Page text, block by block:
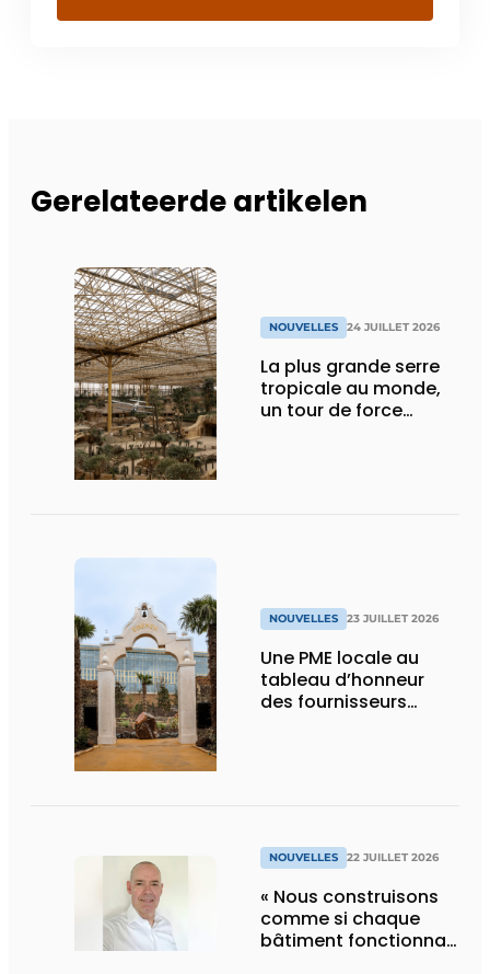
Gerelateerde artikelen
NOUVELLES 24 JUILLET 2026
La plus grande serre
tropicale au monde,
un tour de force
NOUVELLES 23 JUILLET 2026
Une PME locale au
tableau d’honneur
des fournisseurs
NOUVELLES 22 JUILLET 2026
« Nous construisons
comme si chaque
bâtiment fonctionnait